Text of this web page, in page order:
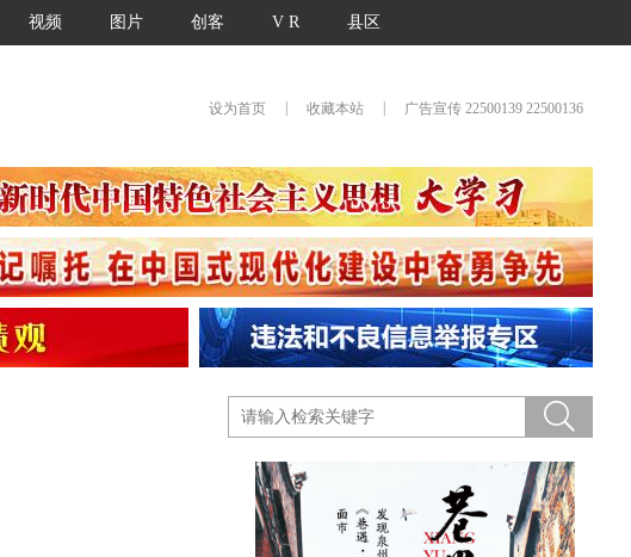
视频 图片 创客 V R 县区
设为首页 收藏本站 广告宣传 22500139 22500136